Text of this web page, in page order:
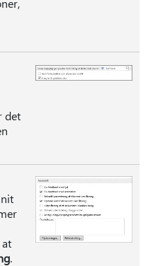
det
.